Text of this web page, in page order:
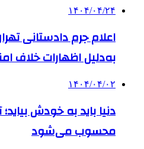
۱۴۰۴/۰۴/۲۴
اعلام جرم دادستانی
به‌دلیل اظهارات خلاف
۱۴۰۴/۰۴/۰۲
دنیا باید به خودش
محسوب می‌شود